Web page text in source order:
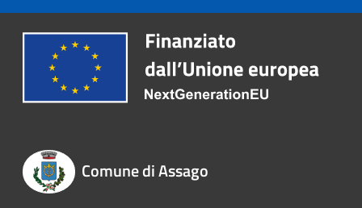
Comune di Assago